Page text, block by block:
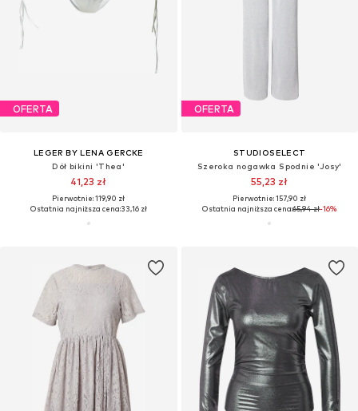
OFERTA
LEGER BY LENA GERCKE
Dół bikini 'Thea'
41,23 zł
Pierwotnie: 119,90 zł
Ostatnia najniższa cena:33,16 zł
OFERTA
STUDIOSELECT
Szeroka nogawka Spodnie 'Josy'
55,23 zł
Pierwotnie: 157,90 zł
Ostatnia najniższa cena:65,94 zł-16%